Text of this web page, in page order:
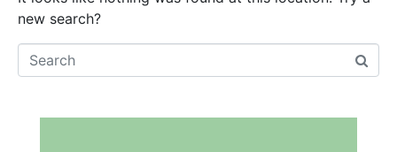
new search?